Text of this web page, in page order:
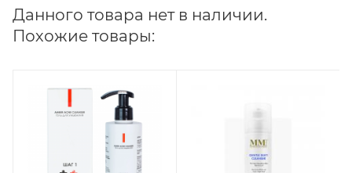
Данного товара нет в наличии.
Похожие товары: